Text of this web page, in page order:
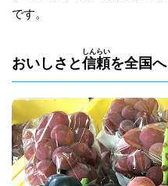
です。
おいしさと信
しん
頼
らい
を全国へ